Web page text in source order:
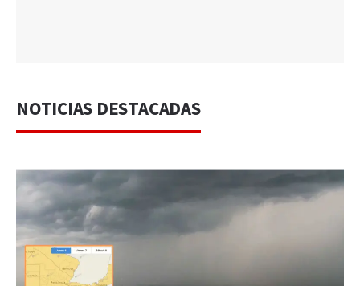
NOTICIAS DESTACADAS